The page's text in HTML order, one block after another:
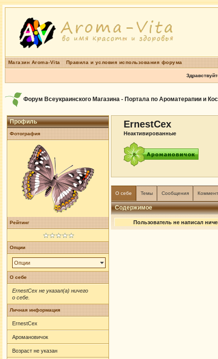
Магазин Aroma-Vita Правила и условия использования форума
Форум Всеукраинского Магазина - Портала по Ароматерапии и
Профиль
Фотография
Рейтинг
Опции
Опции
О себе
ErnestCex не указал(а) ничего
о себе.
Личная информация
ErnestCex
Аромановичок
Возраст не указан
ErnestCex
Неактивированные
О себе Темы Сообщения
Содержимое
Пользователь не написал